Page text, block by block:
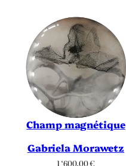
Champ magnétique
Gabriela Morawetz
1 ‘600.00€